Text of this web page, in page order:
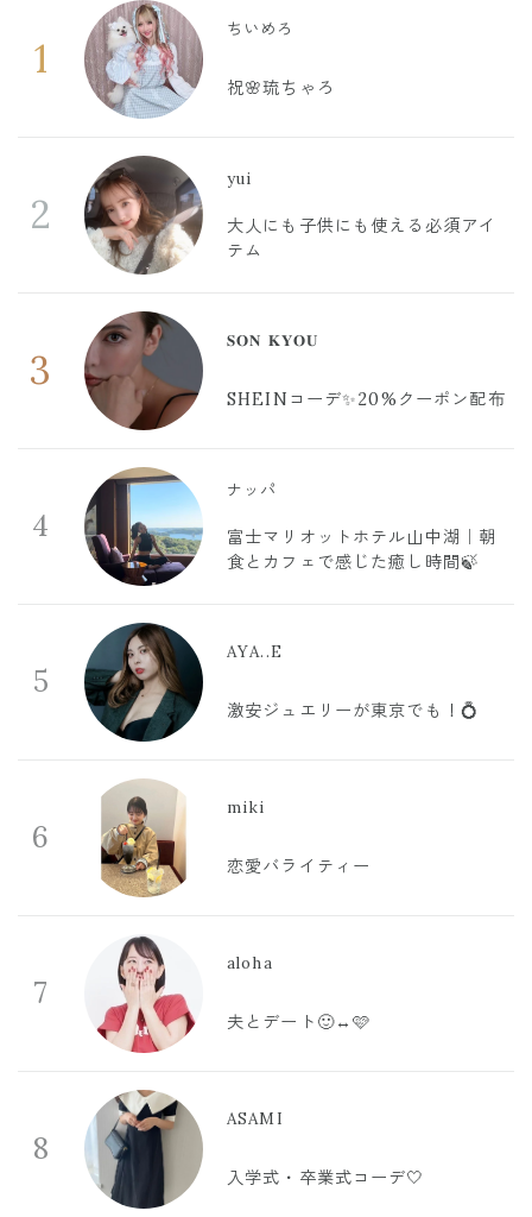
1
ちいめろ
祝🌸琉ちゃろ
2
yui
大人にも子供にも使える必須アイ
テム
3
𝐒𝐎𝐍 𝐊𝐘𝐎𝐔
SHEINコーデ✨20%クーポン配布
4
ナッパ
富士マリオットホテル山中湖｜朝
食とカフェで感じた癒し時間🍃
5
AYA..E
激安ジュエリーが東京でも！💍
6
miki
恋愛バライティー
7
aloha
夫とデート🙂‍↔️🩷
8
ASAMI
入学式・卒業式コーデ🤍